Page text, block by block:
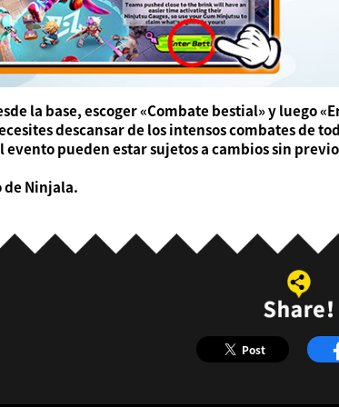
la base, escoger «Combate bestial» y luego
descansar de los intensos combates de
pueden estar sujetos a cambios sin
de Ninjala.
Post